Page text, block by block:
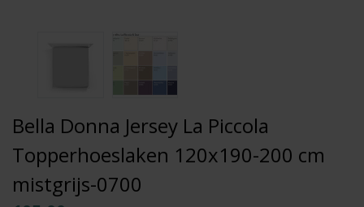
Bella Donna Jersey La Piccola
Topperhoeslaken 120x190-200 cm
mistgrijs-0700